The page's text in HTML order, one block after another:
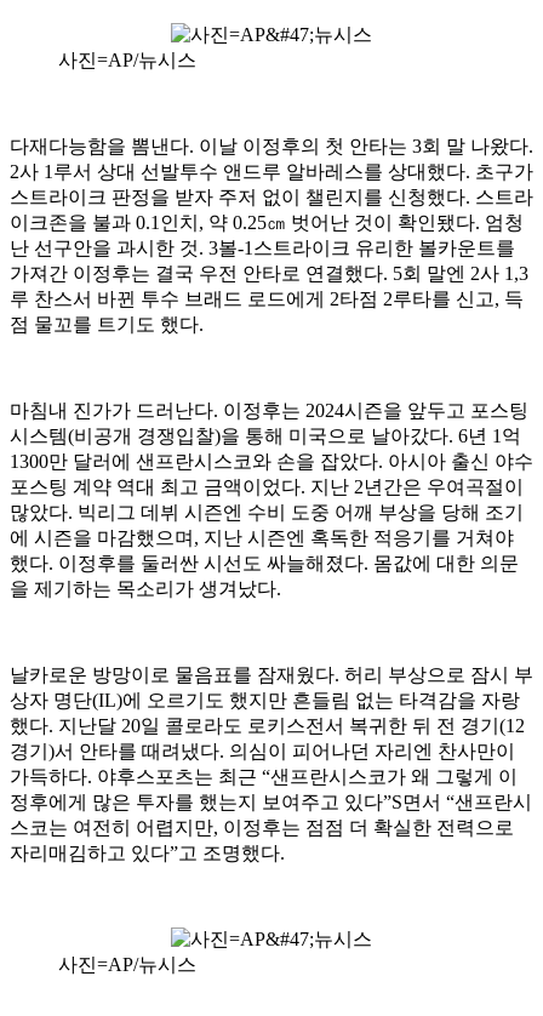
사진=AP/뉴시스
다재다능함을 뽐낸다. 이날 이정후의 첫 안타는 3회 말 나왔다.
2사 1루서 상대 선발투수 앤드루 알바레스를 상대했다. 초구가
스트라이크 판정을 받자 주저 없이 챌린지를 신청했다. 스트라
이크존을 불과 0.1인치, 약 0.25㎝ 벗어난 것이 확인됐다. 엄청
난 선구안을 과시한 것. 3볼-1스트라이크 유리한 볼카운트를
가져간 이정후는 결국 우전 안타로 연결했다. 5회 말엔 2사 1,3
루 찬스서 바뀐 투수 브래드 로드에게 2타점 2루타를 신고, 득
점 물꼬를 트기도 했다.
마침내 진가가 드러난다. 이정후는 2024시즌을 앞두고 포스팅
시스템(비공개 경쟁입찰)을 통해 미국으로 날아갔다. 6년 1억
1300만 달러에 샌프란시스코와 손을 잡았다. 아시아 출신 야수
포스팅 계약 역대 최고 금액이었다. 지난 2년간은 우여곡절이
많았다. 빅리그 데뷔 시즌엔 수비 도중 어깨 부상을 당해 조기
에 시즌을 마감했으며, 지난 시즌엔 혹독한 적응기를 거쳐야
했다. 이정후를 둘러싼 시선도 싸늘해졌다. 몸값에 대한 의문
을 제기하는 목소리가 생겨났다.
날카로운 방망이로 물음표를 잠재웠다. 허리 부상으로 잠시 부
상자 명단(IL)에 오르기도 했지만 흔들림 없는 타격감을 자랑
했다. 지난달 20일 콜로라도 로키스전서 복귀한 뒤 전 경기(12
경기)서 안타를 때려냈다. 의심이 피어나던 자리엔 찬사만이
가득하다. 야후스포츠는 최근 “샌프란시스코가 왜 그렇게 이
정후에게 많은 투자를 했는지 보여주고 있다”S면서 “샌프란시
스코는 여전히 어렵지만, 이정후는 점점 더 확실한 전력으로
자리매김하고 있다”고 조명했다.
사진=AP/뉴시스